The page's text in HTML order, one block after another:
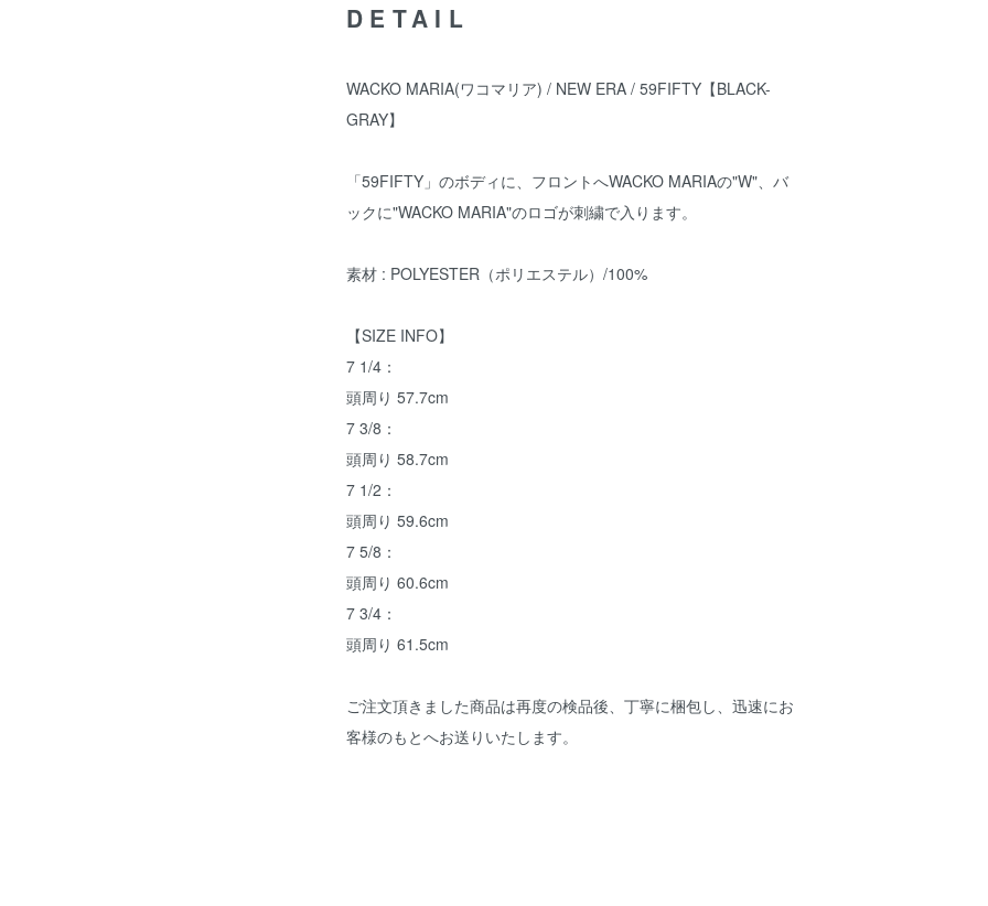
DETAIL
WACKO MARIA(ワコマリア) / NEW ERA / 59FIFTY【BLACK-
GRAY】
「59FIFTY」のボディに、フロントへWACKO MARIAの"W"、バ
ックに"WACKO MARIA"のロゴが刺繍で入ります。
素材 : POLYESTER（ポリエステル）/100%
【SIZE INFO】
7 1/4：
頭周り 57.7cm
7 3/8：
頭周り 58.7cm
7 1/2：
頭周り 59.6cm
7 5/8：
頭周り 60.6cm
7 3/4：
頭周り 61.5cm
ご注文頂きました商品は再度の検品後、丁寧に梱包し、迅速にお
客様のもとへお送りいたします。